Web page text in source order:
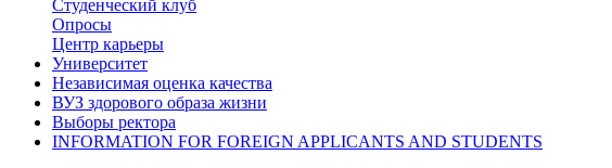
Студенческий клуб
Опросы
Центр карьеры
Университет
Независимая оценка качества
ВУЗ здорового образа жизни
Выборы ректора
INFORMATION FOR FOREIGN APPLICANTS AND STUDENTS